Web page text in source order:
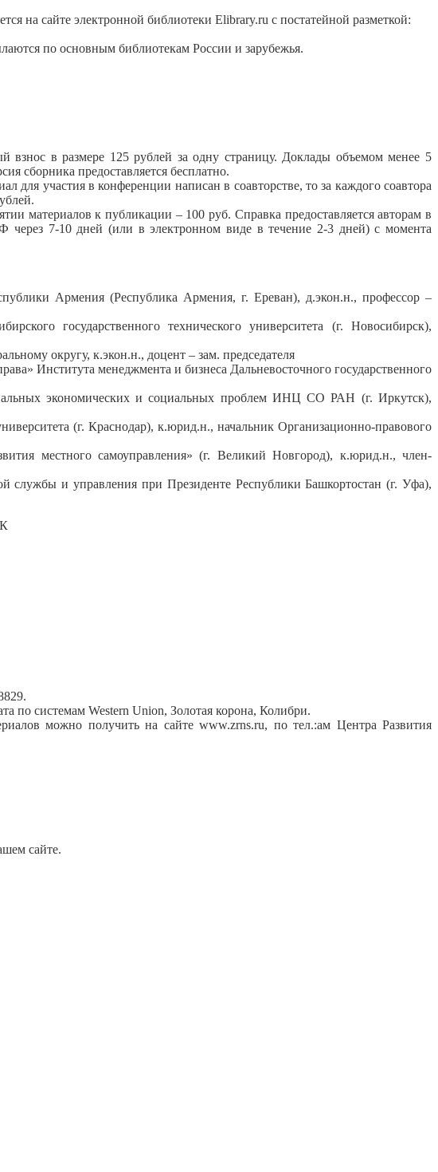
на сайте электронной библиотеки Elibrary.ru с постатейной разметкой:
по основным библиотекам России и зарубежья.
взнос в размере 125 рублей за одну страницу. Доклады объемом менее 5
сборника предоставляется бесплатно.
участия в конференции написан в соавторстве, то за каждого соавтора
материалов к публикации – 100 руб. Справка предоставляется авторам в
через 7-10 дней (или в электронном виде в течение 2-3 дней) с момента
Армения (Республика Армения, г. Ереван), д.экон.н., профессор –
государственного технического университета (г. Новосибирск),
округу, к.экон.н., доцент – зам. председателя
Института менеджмента и бизнеса Дальневосточного государственного
экономических и социальных проблем ИНЦ СО РАН (г. Иркутск),
(г. Краснодар), к.юрид.н., начальник Организационно-правового
местного самоуправления» (г. Великий Новгород), к.юрид.н., член-
службы и управления при Президенте Республики Башкортостан (г. Уфа),
по системам Western Union, Золотая корона, Колибри.
можно получить на сайте www.zrns.ru, по тел.:ам Центра Развития
сайте.